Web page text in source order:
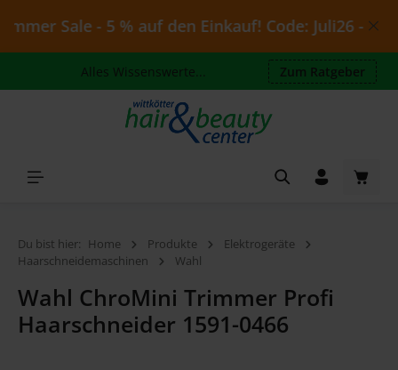
Zum Hauptinhalt springen
Sale - 5 % auf den Einkauf! Code: Juli26 -
Alles Wissenswerte... Zum Ratgeber
Du bist hier: Home Produkte
Elektrogeräte
Haarschneidemaschinen
Wahl
Wahl ChroMini Trimmer Profi
Haarschneider 1591-0466